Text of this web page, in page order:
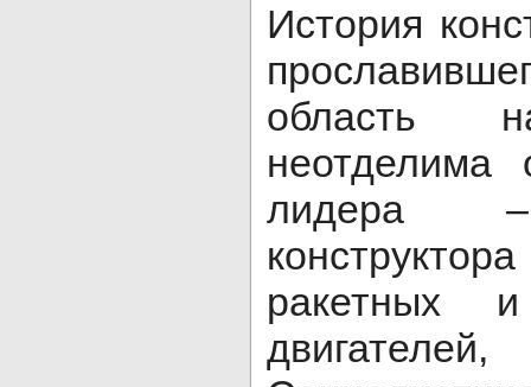
История
область
неотделима
лидера –
ракетных и